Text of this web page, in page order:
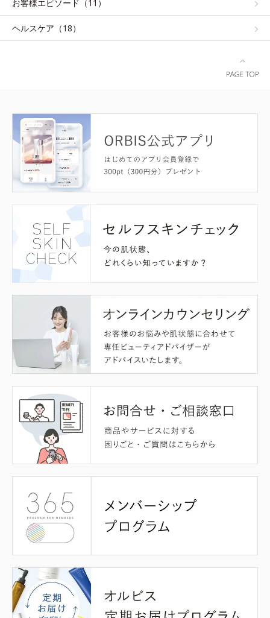
お客様エピソード（11）
ヘルスケア（18）